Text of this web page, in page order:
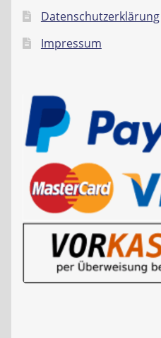
Datenschutzerklärung
Impressum